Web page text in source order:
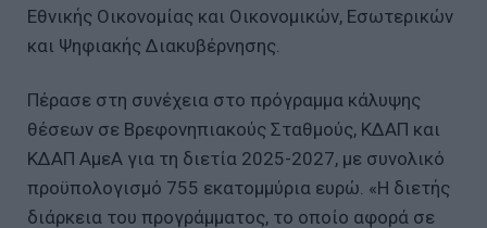
Εθνικής Οικονομίας και Οικονομικών, Εσωτερικών
και Ψηφιακής Διακυβέρνησης.
Πέρασε στη συνέχεια στο πρόγραμμα κάλυψης
θέσεων σε Βρεφονηπιακούς Σταθμούς, ΚΔΑΠ και
ΚΔΑΠ ΑμεΑ για τη διετία 2025-2027, με συνολικό
προϋπολογισμό 755 εκατομμύρια ευρώ. «Η διετής
διάρκεια του προγράμματος, το οποίο αφορά σε